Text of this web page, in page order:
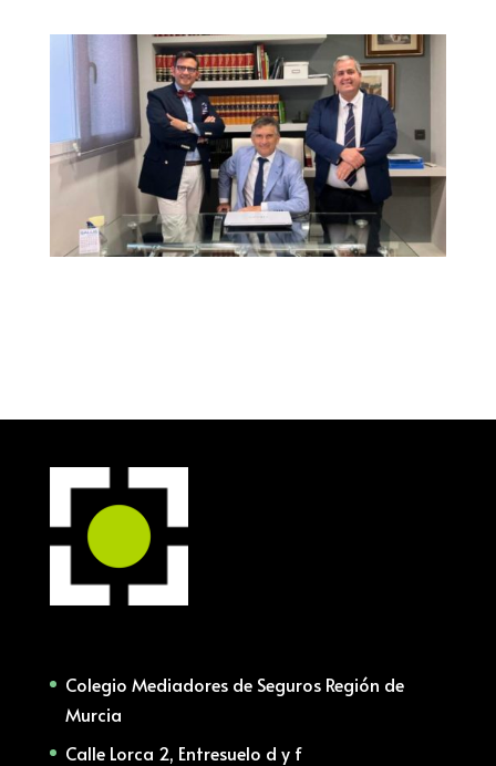
Colegio Mediadores de Seguros Región de
Murcia
Calle Lorca 2, Entresuelo d y f